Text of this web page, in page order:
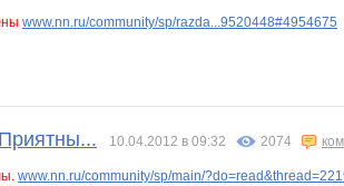
www.nn.ru/community/sp/razda...9520448#4954675
10.04.2012 в 09:32 2074
www.nn.ru/community/sp/main/